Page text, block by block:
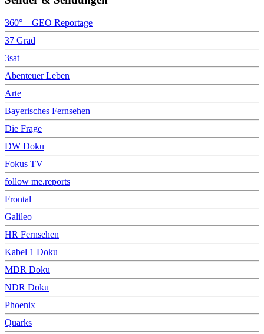
360° – GEO Reportage
37 Grad
3sat
Abenteuer Leben
Arte
Bayerisches Fernsehen
Die Frage
DW Doku
Fokus TV
follow me.reports
Frontal
Galileo
HR Fernsehen
Kabel 1 Doku
MDR Doku
NDR Doku
Phoenix
Quarks